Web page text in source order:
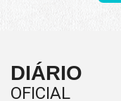
DIÁRIO
OFICIAL